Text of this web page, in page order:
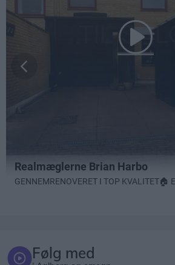
Følg med